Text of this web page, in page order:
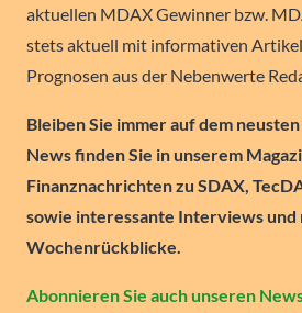
aktuellen MDAX Gewinner bzw.
stets aktuell mit informativen
Prognosen aus der Nebenwerte
Bleiben Sie immer auf dem
News finden Sie in unserem
Finanznachrichten zu SDAX,
sowie interessante Interviews und
Wochenrückblicke.
Abonnieren Sie auch unseren